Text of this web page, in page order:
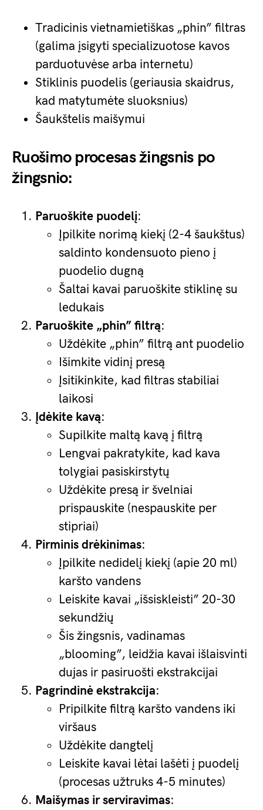
Tradicinis vietnamietiškas „phin” filtras
(galima įsigyti specializuotose kavos
parduotuvėse arba internetu)
Stiklinis puodelis (geriausia skaidrus,
kad matytumėte sluoksnius)
Šaukštelis maišymui
Ruošimo procesas žingsnis po
žingsnio:
Paruoškite puodelį:
Įpilkite norimą kiekį (2-4 šaukštus)
saldinto kondensuoto pieno į
puodelio dugną
Šaltai kavai paruoškite stiklinę su
ledukais
Paruoškite „phin” filtrą:
Uždėkite „phin” filtrą ant puodelio
Išimkite vidinį presą
Įsitikinkite, kad filtras stabiliai
laikosi
Įdėkite kavą:
Supilkite maltą kavą į filtrą
Lengvai pakratykite, kad kava
tolygiai pasiskirstytų
Uždėkite presą ir švelniai
prispauskite (nespauskite per
stipriai)
Pirminis drėkinimas:
Įpilkite nedidelį kiekį (apie 20 ml)
karšto vandens
Leiskite kavai „išsiskleisti” 20-30
sekundžių
Šis žingsnis, vadinamas
„blooming”, leidžia kavai išlaisvinti
dujas ir pasiruošti ekstrakcijai
Pagrindinė ekstrakcija:
Pripilkite filtrą karšto vandens iki
viršaus
Uždėkite dangtelį
Leiskite kavai lėtai lašėti į puodelį
(procesas užtruks 4-5 minutes)
Maišymas ir serviravimas: